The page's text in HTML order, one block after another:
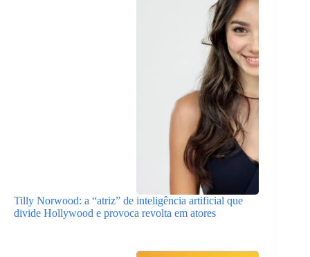
Tilly Norwood: a “atriz” de inteligência artificial que
divide Hollywood e provoca revolta em atores